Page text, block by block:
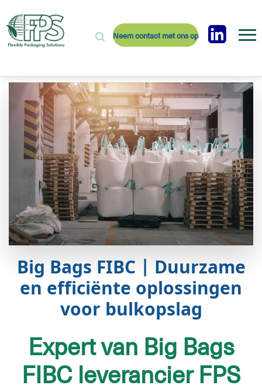
Neem contact met ons op
Big Bags FIBC | Duurzame
en efficiënte oplossingen
voor bulkopslag
Expert van Big Bags
FIBC leverancier FPS